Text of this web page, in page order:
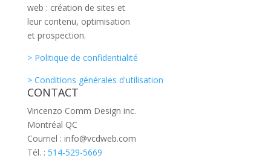
web : création de sites et
leur contenu, optimisation
et prospection.
> Politique de confidentialité
> Conditions générales d'utilisation
CONTACT
Vincenzo Comm Design inc.
Montréal QC
Courriel : info@vcdweb.com
Tél. : 514-529-5669